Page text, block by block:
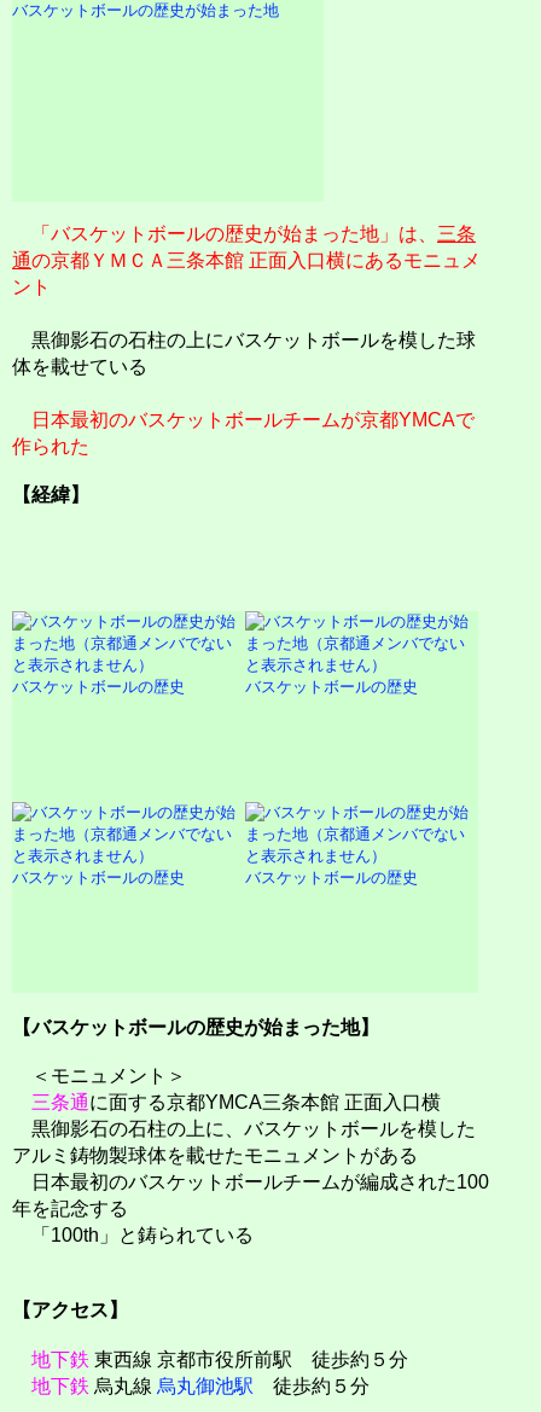
バスケットボールの歴史が始まった地
「バスケットボールの歴史が始まった地」は、 三条
通の京都ＹＭＣＡ三条本館 正面入口横にあるモニュメ
ント
黒御影石の石柱の上にバスケットボールを模した球
体を載せている
日本最初のバスケットボールチームが京都YMCAで
作られた
【経緯】
バスケットボールの歴史 バスケットボールの歴史
バスケットボールの歴史 バスケットボールの歴史
【バスケットボールの歴史が始まった地】
＜モニュメント＞
三条通に面する京都YMCA三条本館 正面入口横
黒御影石の石柱の上に、バスケットボールを模した
アルミ鋳物製球体を載せたモニュメントがある
日本最初のバスケットボールチームが編成された100
年を記念する
「100th」と鋳られている
【アクセス】
地下鉄 東西線 京都市役所前駅 徒歩約５分
地下鉄 烏丸線 烏丸御池駅 徒歩約５分